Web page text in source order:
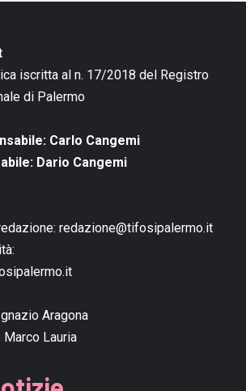
iscritta al n. 17/2018 del Registro
di Palermo
Carlo Cangemi
Dario Cangemi
redazione@tifosipalermo.it
Aragona
Marco Lauria